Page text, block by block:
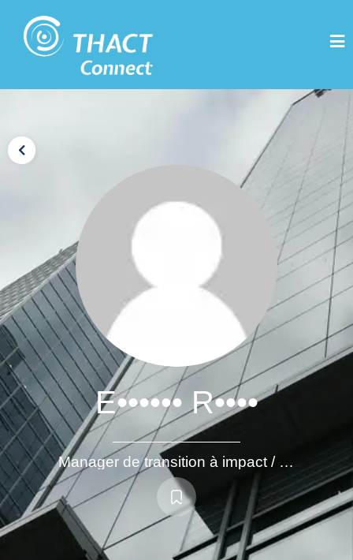
E•••••• R••••
Manager de transition à impact / Direction générale / projets / opérations